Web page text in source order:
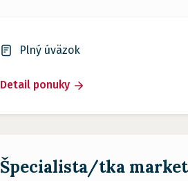
Plný úväzok
Detail ponuky
Špecialista/tka